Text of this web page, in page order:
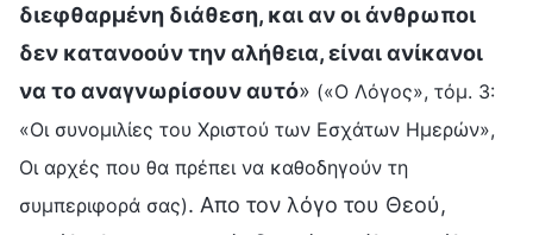
διεφθαρμένη διάθεση, και αν οι άνθρωποι
δεν κατανοούν την αλήθεια, είναι ανίκανοι
να το αναγνωρίσουν αυτό» («Ο Λόγος», τόμ. 3:
«Οι συνομιλίες του Χριστού των Εσχάτων Ημερών»,
Οι αρχές που θα πρέπει να καθοδηγούν τη
συμπεριφορά σας). Απο τον λόγο του Θεού,